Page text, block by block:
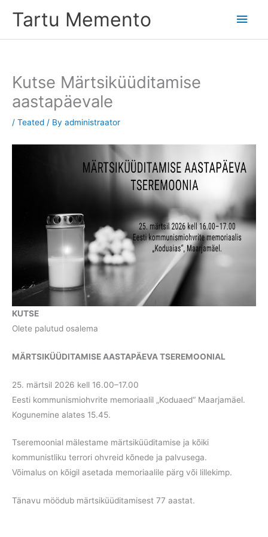
Tartu Memento
Main
Kutse Märtsiküüditamise
aastapäevale
/ Teated / By administraator
KUTSE
Olete palutud osalema
MÄRTSIKÜÜDITAMISE AASTAPÄEVA TSEREMOONIAL
25. märtsil 2026 kell 16.00–17.00
Eesti kommunismiohvrite memoriaalil „Koduaed“ Maarjamäel.
Kogunemine alates 15.45.
Tseremoonial mälestame märtsiküüditamise ja kõiki
kommunistliku terrori ohvreid kõnede ja palvusega.
Võimalus on kõigil asetada memoriaalile pärg või lillekimp.
Tänavu möödub märtsiküüditamisest 77 aastat.